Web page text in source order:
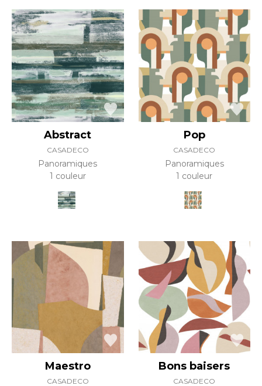
Abstract
CASADECO
Panoramiques
1 couleur
Pop
CASADECO
Panoramiques
1 couleur
Maestro
CASADECO
Bons baisers
CASADECO